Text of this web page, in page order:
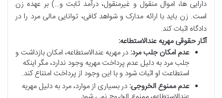
دارایی ها، اموال منقول و غیرمنقول، درآمد ثابت و…) بر عهده زن
است. زن باید با ارائه مدارک و شواهد کافی، توانایی مالی مرد را در
دادگاه اثبات کند.
آثار حقوقی مهریه عندالاستطاعه:
عدم امکان جلب مرد: در مهریه عندالاستطاعه، امکان بازداشت و
جلب مرد به دلیل عدم پرداخت مهریه وجود ندارد، مگر اینکه
استطاعت او اثبات شود و با این وجود از پرداخت امتناع کند.
عدم ممنوع الخروجی: در بسیاری از موارد، مرد به دلیل مهریه